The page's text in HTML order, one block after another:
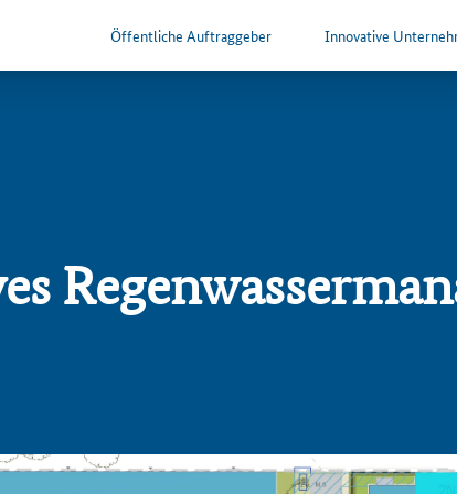
Öffentliche Auftraggeber Innovative